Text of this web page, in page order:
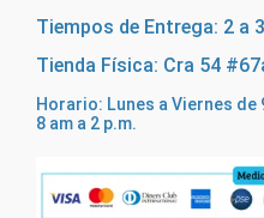
Tiempos de Entrega: 2 a
Tienda Física: Cra 54
Horario: Lunes a Viernes de
8 am a 2 p.m.